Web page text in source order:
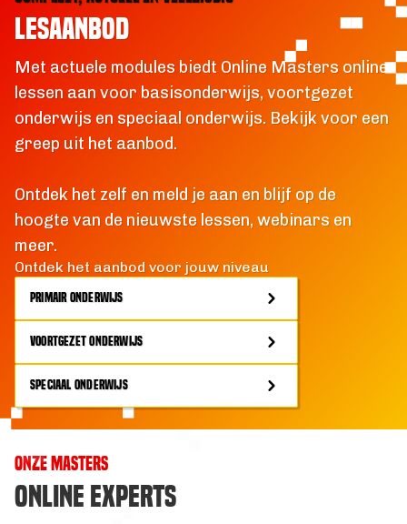
LESAANBOD
Met actuele modules biedt Online Masters online
lessen aan voor basisonderwijs, voortgezet
onderwijs en speciaal onderwijs. Bekijk voor een
greep uit het aanbod.
Ontdek het zelf en meld je aan en blijf op de
hoogte van de nieuwste lessen, webinars en
meer.
Ontdek het aanbod voor jouw niveau
PRIMAIR ONDERWIJS
VOORTGEZET ONDERWIJS
SPECIAAL ONDERWIJS
ONZE MASTERS
ONLINE EXPERTS